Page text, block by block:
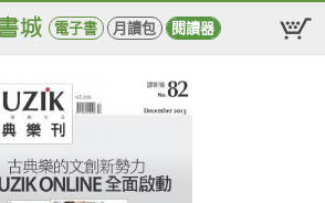
電子書 月讀包 閱讀器